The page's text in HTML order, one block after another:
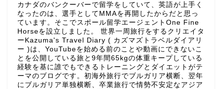
カナダのバンクーバーで留学をしていて、英語が上手く
なったのは、選手としてMMAを再開したからだと思っ
ています。そこでスポール留学エージェントOne Fine
Horseを設立しました。 世界一周旅行をするクリエイタ
ーKazuma's Travel Diary ( カズマズトラベルダイアリ
ー )は、YouTubeを始める前のことや動画にできないこ
とを公開している旅と9年間65kgの体重キープしている
経験を基に誰でもできるトレーニングとダイエットがテ
ーマのブログです。初海外旅行でブルガリア横断、翌年
にブルガリア単独横断、卒業旅行で情勢不安定なアジア